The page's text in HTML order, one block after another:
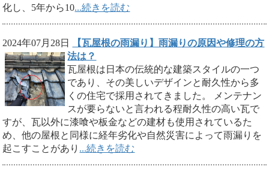
化し、5年から10...続きを読む
2024年07月28日
【瓦屋根の雨漏り】雨漏りの原因や修理の方
法は？
瓦屋根は日本の伝統的な建築スタイルの一つ
であり、その美しいデザインと耐久性から多
くの住宅で採用されてきました。 メンテナン
スが要らないと言われる程耐久性の高い瓦で
すが、瓦以外に漆喰や板金などの建材も使用されているた
め、他の屋根と同様に経年劣化や自然災害によって雨漏りを
起こすことがあり ...続きを読む